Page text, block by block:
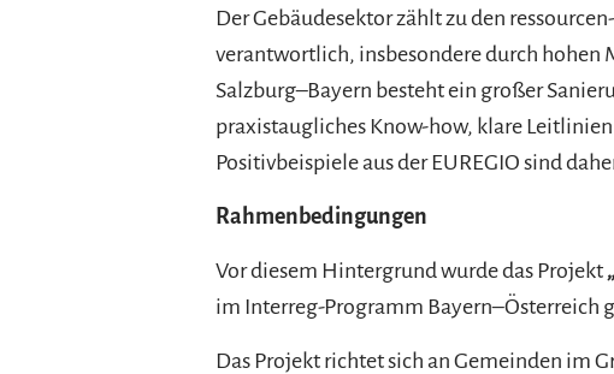
Der Gebäudesektor zählt zu den
verantwortlich, insbesondere durch
Salzburg–Bayern besteht ein großer
praxistaugliches Know-how, klare
Positivbeispiele aus der EUREGIO sind
Rahmenbedingungen
Vor diesem Hintergrund wurde das Projekt
im Interreg-Programm Bayern–Österreich
Das Projekt richtet sich an Gemeinden im